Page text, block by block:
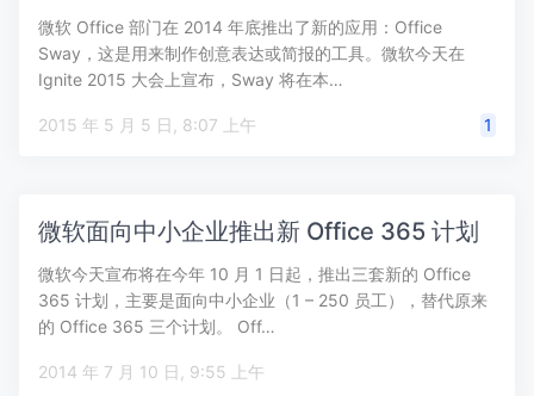
微软 Office 部门在 2014 年底推出了新的应用：Office
Sway，这是用来制作创意表达或简报的工具。微软今天在
Ignite 2015 大会上宣布，Sway 将在本…
2015 年 5 月 5 日, 8:07 上午 1
微软面向中小企业推出新 Office 365 计划
微软今天宣布将在今年 10 月 1 日起，推出三套新的 Office
365 计划，主要是面向中小企业（1 – 250 员工），替代原来
的 Office 365 三个计划。 Off…
2014 年 7 月 10 日, 9:55 上午